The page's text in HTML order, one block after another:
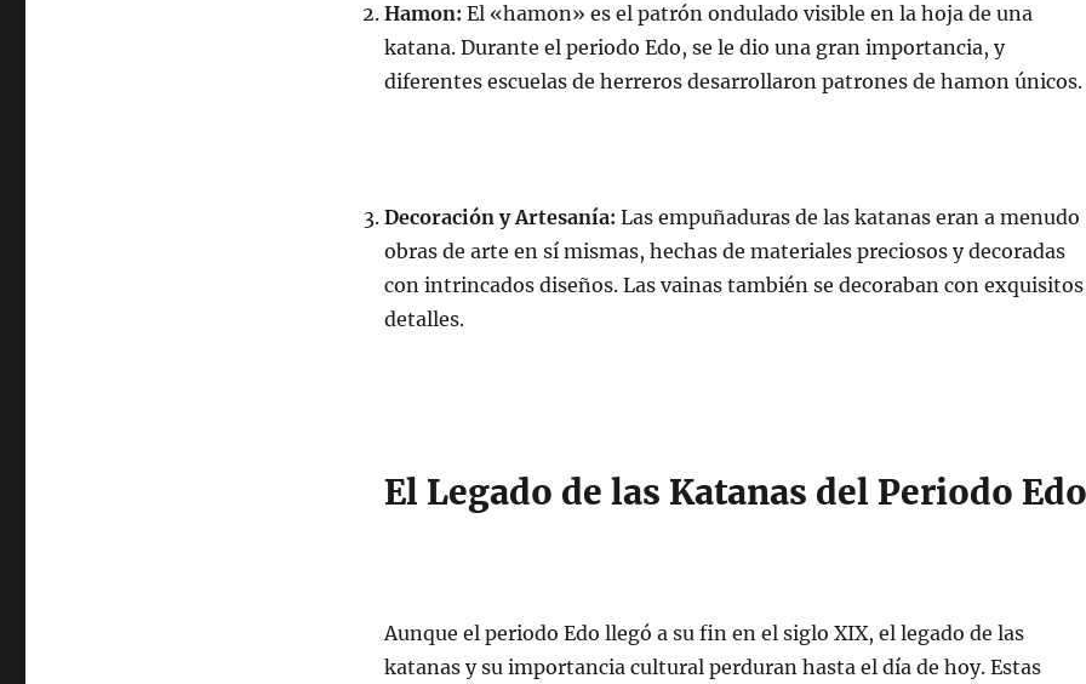
Hamon: El «hamon» es el patrón ondulado visible en la hoja de una
katana. Durante el periodo Edo, se le dio una gran importancia, y
diferentes escuelas de herreros desarrollaron patrones de hamon únicos.
Decoración y Artesanía: Las empuñaduras de las katanas eran a menudo
obras de arte en sí mismas, hechas de materiales preciosos y decoradas
con intrincados diseños. Las vainas también se decoraban con exquisitos
detalles.
El Legado de las Katanas del Periodo Edo
Aunque el periodo Edo llegó a su fin en el siglo XIX, el legado de las
katanas y su importancia cultural perduran hasta el día de hoy. Estas